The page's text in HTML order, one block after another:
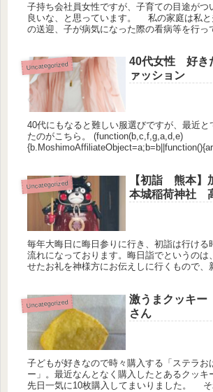
子持ち会社員女性ですが、子育ての目途がつ
良いな、と思っています。 私の家庭は私と
の送迎、子が病気になった際の看病等を行っ
Uncategorized
40代女性 好き
ァッション
40代にもなると難しい服選びですが、最近と
たのがこちら。 (function(b,c,f,g,a,d,e)
Uncategorized
【初詣 熊本
本城稲荷神社
毎年大晦日に晦日参りに行き、初詣は行ける
流れになっております。晦日詣でというのは
せたお礼を神様方にお伝えしに行くもので、
Uncategorized
激うまクッキ
さん
子どもが好きなので時々購入する「ステラお
ー」。最近なんとなく購入したとあるクッキ
先日一気に10枚購入してまいりました。 そ